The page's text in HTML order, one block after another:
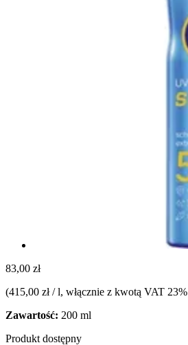
83,00 zł
(415,00 zł / l, włącznie z kwotą VAT 23%
Zawartość: 200 ml
Produkt dostępny